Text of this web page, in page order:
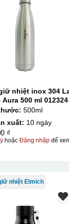
nhiệt inox 304
Fonte Aura 500 ml 012324
500ml
xuất: 10 ngày
₫
hoặcĐăng nhập để
nhiệt Elmich